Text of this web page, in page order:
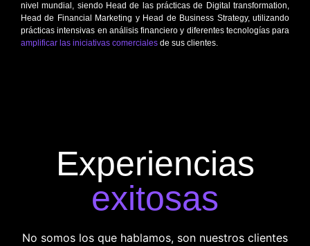
nivel mundial, siendo Head de las prácticas de Digital transformation,
Head de Financial Marketing y Head de Business Strategy, utilizando
prácticas intensivas en análisis financiero y diferentes tecnologías para
amplificar las iniciativas comerciales de sus clientes.
Experiencias
exitosas
No somos los que hablamos, son nuestros clientes